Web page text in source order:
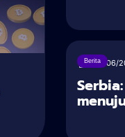
Berita28/06/